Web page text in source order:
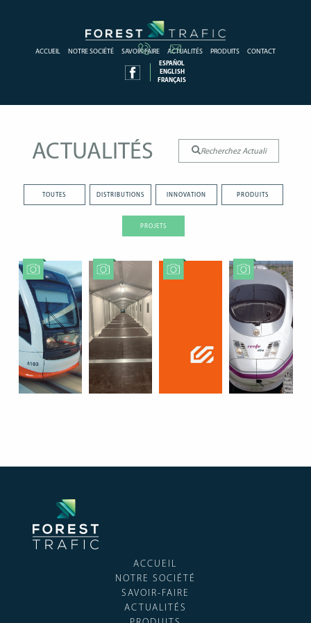
ACCUEIL NOTRE SOCIÉTÉ SAVOIR-FAIRE ACTUALITÉS PRODUITS CONTACT
ESPAÑOL
ENGLISH
FRANÇAIS
ACTUALITÉS
TOUTES DISTRIBUTIONS INNOVATION PRODUITS
PROJETS
ACCUEIL
NOTRE SOCIÉTÉ
SAVOIR-FAIRE
ACTUALITÉS